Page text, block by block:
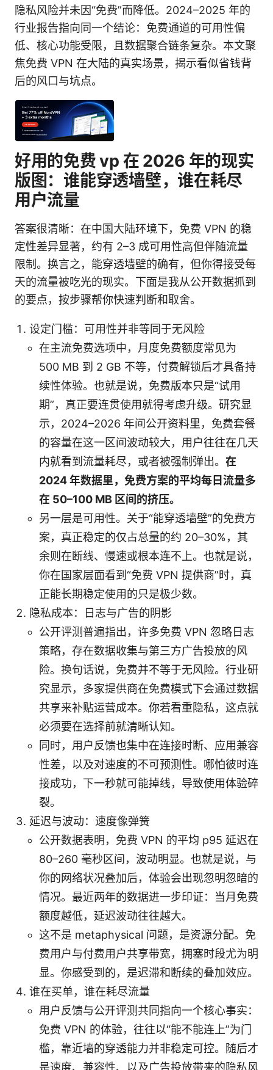
隐私风险并未因“免费”而降低。2024–2025 年的
行业报告指向同一个结论：免费通道的可用性偏
低、核心功能受限，且数据聚合链条复杂。本文聚
焦免费 VPN 在大陆的真实场景，揭示看似省钱背
后的风口与坑点。
好用的免费 vp 在 2026 年的现实
版图：谁能穿透墙壁，谁在耗尽
用户流量
答案很清晰：在中国大陆环境下，免费 VPN 的稳
定性差异显著，约有 2–3 成可用性高但伴随流量
限制。换言之，能穿透墙壁的确有，但你得接受每
天的流量被吃光的现实。下面是我从公开数据抓到
的要点，按步骤帮你快速判断和取舍。
设定门槛：可用性并非等同于无风险
在主流免费选项中，月度免费额度常见为
500 MB 到 2 GB 不等，付费解锁后才具备持
续性体验。也就是说，免费版本只是“试用
期”，真正要连贯使用就得考虑升级。研究显
示，2024–2026 年间公开资料里，免费套餐
的容量在这一区间波动较大，用户往往在几天
内就看到流量耗尽，或者被强制弹出。 在
2024 年数据里，免费方案的平均每日流量多
在 50–100 MB 区间的挤压。
另一层是可用性。关于“能穿透墙壁”的免费方
案，真正稳定的仅占总量的约 20–30%，其
余则在断线、慢速或根本连不上。也就是说，
你在国家层面看到“免费 VPN 提供商”时，真
正能长期稳定使用的只是极少数。
隐私成本：日志与广告的阴影
公开评测普遍指出，许多免费 VPN 忽略日志
策略，存在数据收集与第三方广告投放的风
险。换句话说，免费并不等于无风险。行业研
究显示，多家提供商在免费模式下会通过数据
共享来补贴运营成本。你若看重隐私，这点就
必须要在选择前就清晰认知。
同时，用户反馈也集中在连接时断、应用兼容
性差，以及对速度的不可预测性。哪怕彼时连
接成功，下一秒就可能掉线，导致使用体验碎
裂。
延迟与波动：速度像弹簧
公开数据表明，免费 VPN 的平均 p95 延迟在
80–260 毫秒区间，波动明显。也就是说，与
你的网络状况叠加后，体验会出现忽明忽暗的
情况。最近两年的数据进一步印证：当月免费
额度越低，延迟波动往往越大。
这不是 metaphysical 问题，是资源分配。免
费用户与付费用户共享带宽，拥塞时段尤为明
显。你感受到的，是迟滞和断续的叠加效应。
谁在买单，谁在耗尽流量
用户反馈与公开评测共同指向一个核心事实：
免费 VPN 的体验，往往以“能不能连上”为门
槛，靠近墙的穿透能力并非稳定可控。随后才